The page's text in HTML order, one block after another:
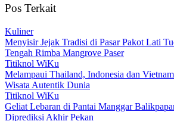
Pos Terkait
Kuliner
Menyisir Jejak Tradisi di Pasar Pakot Lati
Tengah Rimba Mangrove Paser
Titiknol WiKu
Melampaui Thailand, Indonesia dan
Wisata Autentik Dunia
Titiknol WiKu
Geliat Lebaran di Pantai Manggar
Diprediksi Akhir Pekan